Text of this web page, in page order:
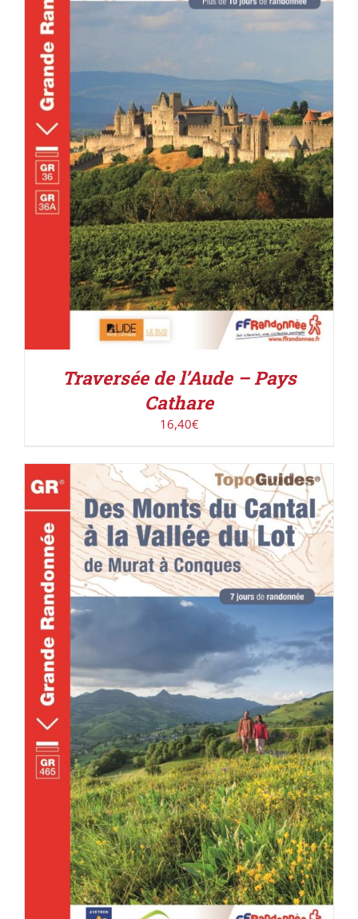
ACHETER LE PRODUIT / DÉTAILS
Traversée de l’Aude – Pays
Cathare
16,40€
ACHETER LE PRODUIT DÉTAILS